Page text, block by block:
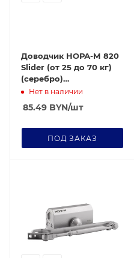
Доводчик НОРА-М 820
Slider (от 25 до 70 кг)
(серебро)
морозостойкий со
скользящей тягой
Нет в наличии
85.49 BYN/шт
ПОД ЗАКАЗ